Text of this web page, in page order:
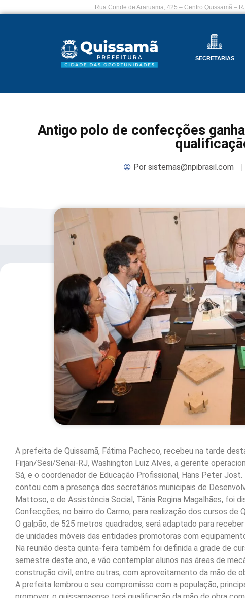
Rua Conde de Araruama, 425 – Centro Quissamã –
SECRETARIAS
Antigo polo de confecções
Porsistemas@npibrasil.com
A prefeita de Quissamã, Fátima Pacheco, recebeu na tarde
Firjan/Sesi/Senai-RJ, Washington Luiz Alves, a gerente
Sá, e o coordenador de Educação Profissional, Hans Peter
contou com a presença dos secretários municipais de
Mattoso, e de Assistência Social, Tânia Regina Magalhães, foi
Confecções, no bairro do Carmo, para realização dos cursos de
O galpão, de 525 metros quadrados, será adaptado para
de unidades móveis das entidades promotoras com
Na reunião desta quinta-feira também foi definida a grade de
semestre deste ano, e vão contemplar alunos nas áreas de
construção civil, entre outras, com aproveitamento da mão de
A prefeita lembrou o seu compromisso com a população,